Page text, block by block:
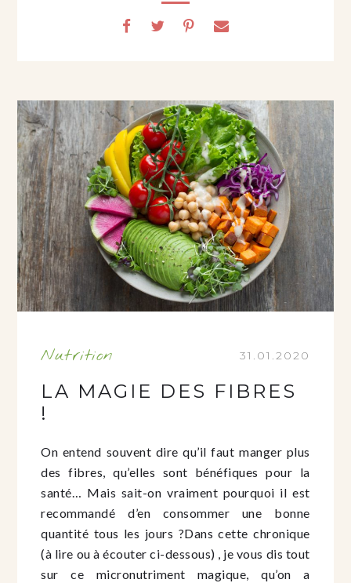
Nutrition 31.01.2020
LA MAGIE DES FIBRES
!
On entend souvent dire qu’il faut manger plus
des fibres, qu’elles sont bénéfiques pour la
santé… Mais sait-on vraiment pourquoi il est
recommandé d’en consommer une bonne
quantité tous les jours ?Dans cette chronique
(à lire ou à écouter ci-dessous) , je vous dis tout
sur ce micronutriment magique, qu’on a